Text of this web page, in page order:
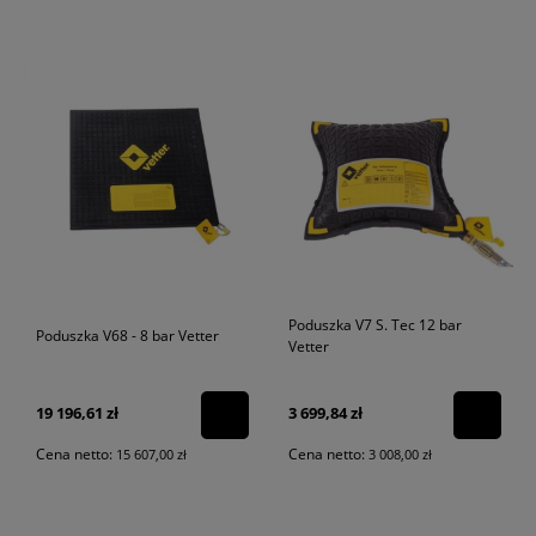
Poduszka V68 - 8 bar Vetter
19 196,61 zł
Cena netto: 15 607,00 zł
Poduszka V7 S. Tec 12 bar
Vetter
3 699,84 zł
Cena netto: 3 008,00 zł